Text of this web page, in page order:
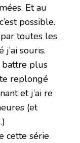
Et au
possible.
toutes les
j’ai souris.
battre plus
replongé
et j’ai re
(et
cette série